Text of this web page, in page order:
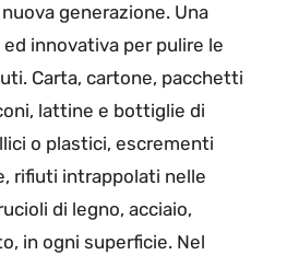
generazione. Una
innovativa per pulire le
Carta, cartone, pacchetti
lattine e bottiglie di
o plastici, escrementi
rifiuti intrappolati nelle
di legno, acciaio,
in ogni superficie. Nel